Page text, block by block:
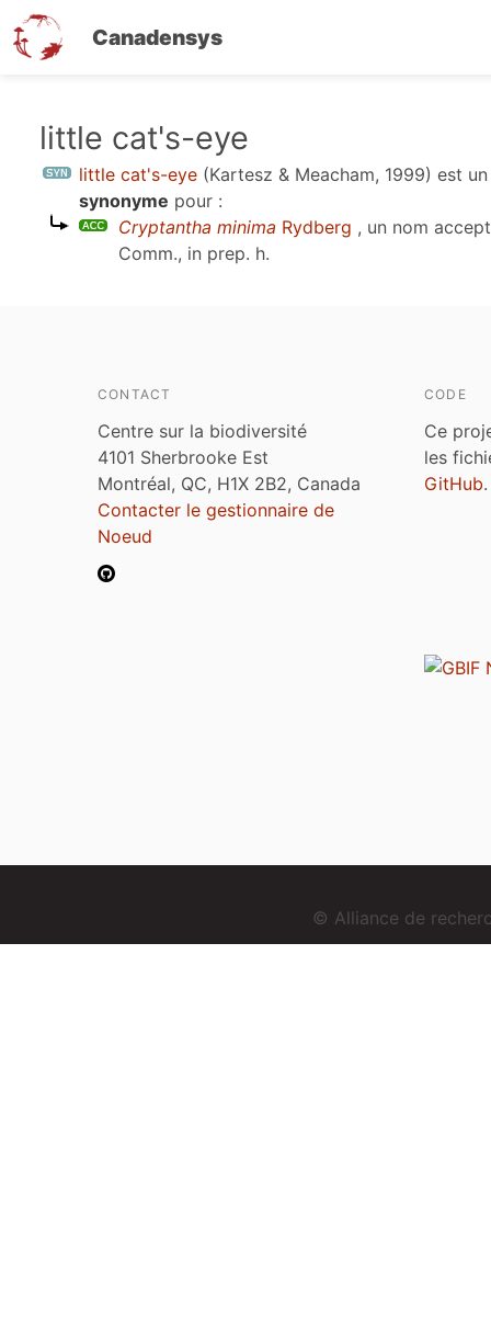
Canadensys
contenu
little cat's-eye
little cat's-eye (Kartesz & Meacham, 1999) est
synonyme pour :
Cryptantha minima Rydberg , un nom
Comm., in prep. h.
CONTACT
Centre sur la biodiversité
4101 Sherbrooke Est
Montréal, QC, H1X 2B2, Canada
Contacter le gestionnaire de
Noeud
CODE
Ce
les
GitHub.
© Alliance de